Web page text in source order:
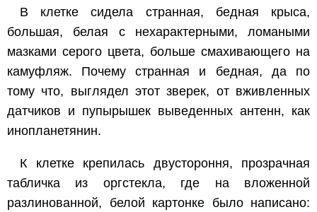
В клетке сидела странная, бедная крыса,
большая, белая с нехарактерными, ломаными
мазками серого цвета, больше смахивающего на
камуфляж. Почему странная и бедная, да по
тому что, выглядел этот зверек, от вживленных
датчиков и пупырышек выведенных антенн, как
инопланетянин.
К клетке крепилась двустороння, прозрачная
табличка из оргстекла, где на вложенной
разлинованной, белой картонке было написано: